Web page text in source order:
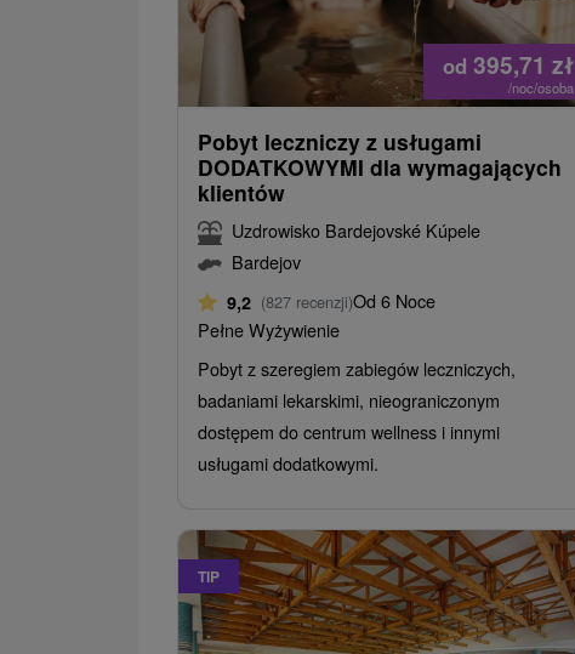
od 395,71 zł
/noc/osoba
Pobyt leczniczy z usługami
DODATKOWYMI dla wymagających
klientów
Uzdrowisko Bardejovské Kúpele
Bardejov
9,2 (827 recenzji)Od 6 Noce
Pełne Wyżywienie
Pobyt z szeregiem zabiegów leczniczych,
badaniami lekarskimi, nieograniczonym
dostępem do centrum wellness i innymi
usługami dodatkowymi.
TIP